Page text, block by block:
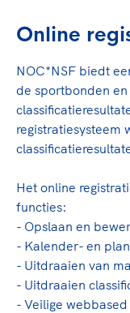
Sport gaat
Sport verenigt.
een rondje
de sportschool
voor Sifan
genieten van de
de halve
High5
Beroepskrachten
Samen
Voor welk
langs de lijn, in
En wat mag
hier richting
onderdeel van
Top
De
De TeamNL
bestuurders,
toekomstig kader.
Lees verder
Online
NOC*NSF biedt
de sportbonden
registratiesysteem
Het online
functies:
- Opslaan en
- Kalender- en
- Uitdraaien van
- Uitdraaien
- Veilige